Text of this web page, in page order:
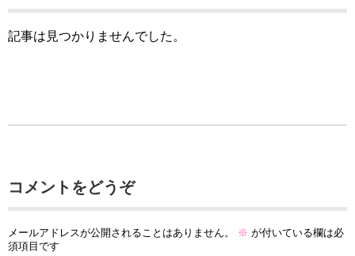
記事は見つかりませんでした。
コメントをどうぞ
メールアドレスが公開されることはありません。 ※ が付いている欄は必
須項目です